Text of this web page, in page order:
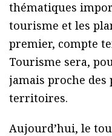
thématiques
tourisme et les
premier, compte
Tourisme sera,
jamais proche des
territoires.
Aujourd’hui, le